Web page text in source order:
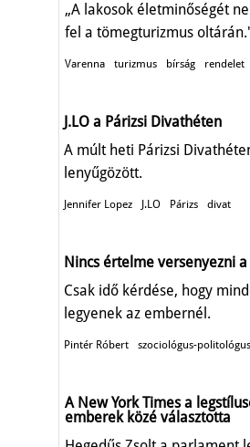
„A lakosok életminőségét
fel a tömegturizmus oltárán.'
Varenna turizmus bírság rendelet
J.LO a Párizsi Divathéten
A múlt heti Párizsi
lenyűgözött.
Jennifer Lopez J.LO Párizs divat
Nincs értelme versenyezni a
Csak idő kérdése, hogy
legyenek az embernél.
Pintér Róbert szociológus-politológus
A New York Times a
emberek közé választotta